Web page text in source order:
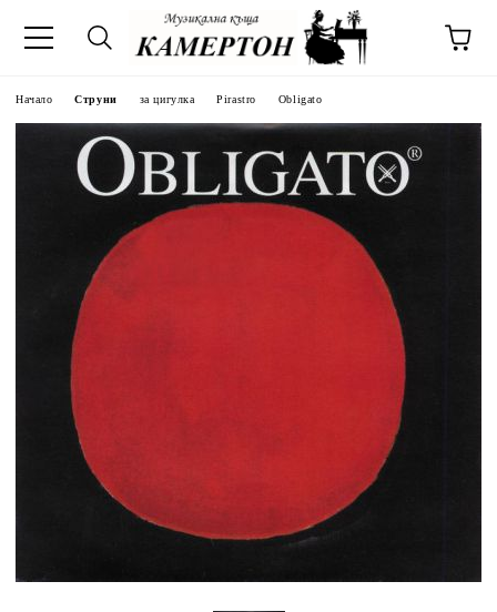
Начало Струни за цигулка Pirastro Obligato